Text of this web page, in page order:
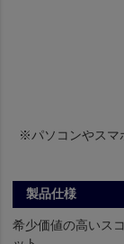
※パソコンやスマ
製品仕様
希少価値の高いス